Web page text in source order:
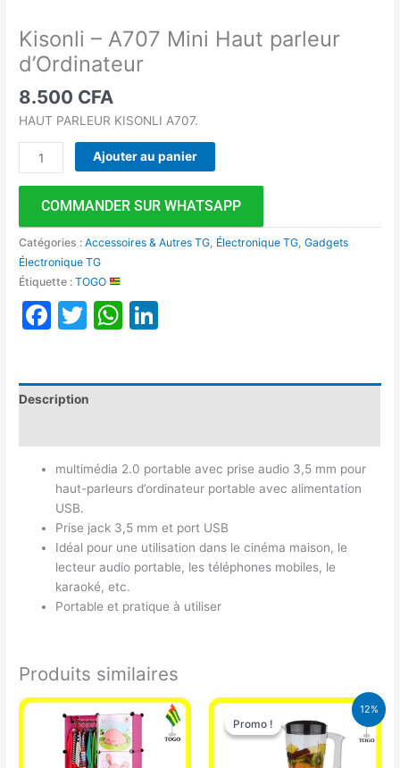
Kisonli – A707 Mini Haut parleur
d’Ordinateur
8.500 CFA
HAUT PARLEUR KISONLI A707.
Ajouter au panier
COMMANDER SUR WHATSAPP
Catégories :Accessoires & Autres TG, Électronique TG,Gadgets
Électronique TG
Étiquette :TOGO
Facebook
TwitterWhatsApp
Description
multimédia 2.0 portable avec prise audio 3,5 mm pour
haut-parleurs d’ordinateur portable avec alimentation
USB.
Prise jack 3,5 mm et port USB
Idéal pour une utilisation dans le cinéma maison, le
lecteur audio portable, les téléphones mobiles, le
karaoké, etc.
Portable et pratique à utiliser
Produits similaires
12%
Promo !
Promo !
Le
prix
initial
était :
25.000 CFA.
Le
prix
actuel
est :